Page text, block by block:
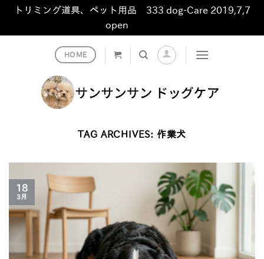
トリミング道具、ペット用品 333 dog-Care 2019,7,7
open
HOME
TAG ARCHIVES: 作業犬
18
3月